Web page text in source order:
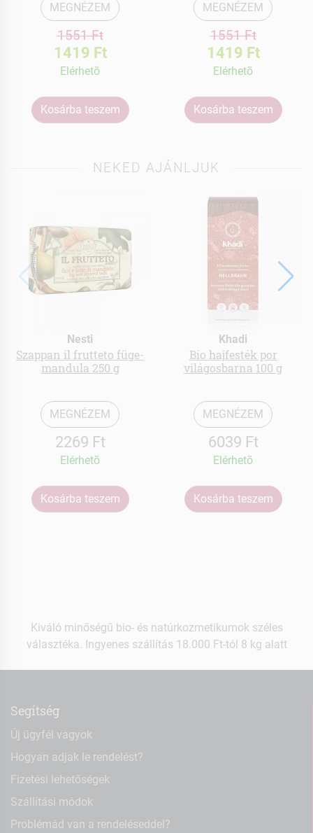
MEGNÉZEM
1551 Ft
1419 Ft
Elérhetõ
Kosárba teszem
MEGNÉZEM
1551 Ft
1419 Ft
Elérhetõ
Kosárba teszem
NEKED AJÁNLJUK
Nesti
Szappan il frutteto füge-
mandula 250 g
MEGNÉZEM
2269 Ft
Elérhetõ
Kosárba teszem
Khadi
Bio hajfesték por
világosbarna 100 g
MEGNÉZEM
6039 Ft
Elérhetõ
Kosárba teszem
Kiváló minőségű bio- és natúrkozmetikumok széles
választéka. Ingyenes szállítás 18.000 Ft-tól 8 kg alatt
Segítség
Új ügyfél vagyok
Hogyan adjak le rendelést?
Fizetési lehetőségek
Szállítási módok
Problémád van a rendeléseddel?